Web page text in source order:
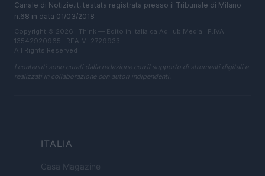
Canale di Notizie.it, testata registrata presso il Tribunale di Milano
n.68 in data 01/03/2018
Copyright © 2026 · Think — Edito in Italia da AdHub Media · P.IVA
13542920965 · REA MI 2729933
All Rights Reserved
I contenuti sono curati dalla redazione con il supporto di strumenti digitali e
realizzati in collaborazione con autori indipendenti.
ITALIA
Casa Magazine